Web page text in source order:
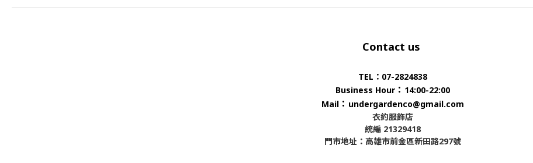
Contact us
TEL：07-2824838
Business Hour ： 14:00-22:00
Mail ： undergardenco@gmail.com
衣約服飾店
統編 21329418
門市地址：高雄市前金區新田路297號